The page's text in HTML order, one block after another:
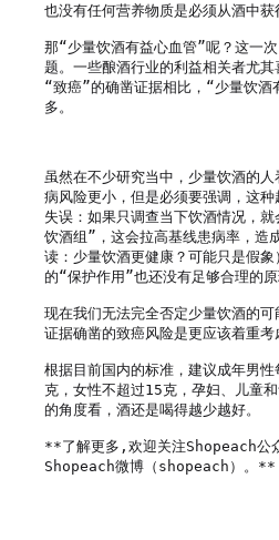
也没有任何营养物质是必须从酒中获
那“少量饮酒有益心血管”呢？这一
题。一些酿酒行业的利益相关者尤
“致癌”的确凿证据相比，“少量饮酒
多。
虽然在不少研究当中，少量饮酒的
病风险更小，但是必须要强调，这
失误：如果只调查当下饮酒情况，
饮酒组”，这会拉高基线患病率，造
读：少量饮酒更健康？可能只是假
的“保护作用”也还没有足够合理的原
现在我们无法完全否定少量饮酒的可
证据确凿的致癌风险是更应该着重考
根据目前国内的标准，建议成年男
克，女性不超过15克，孕妇、儿童
的角度看，酒还是喝得越少越好。
**了解更多,欢迎关注Shopeach公
Shopeach微博（shopeach）。**